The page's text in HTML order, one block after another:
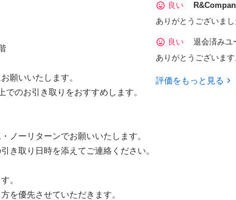
願いいたします。
のお引き取りをおすすめします。
ノーリターンでお願いいたします。
き取り日時を添えてご連絡ください。
。
を優先させていただきます。
良い
ありがとうございまし
良い
退会済みユ
ありがとうございます
評価をもっと見る